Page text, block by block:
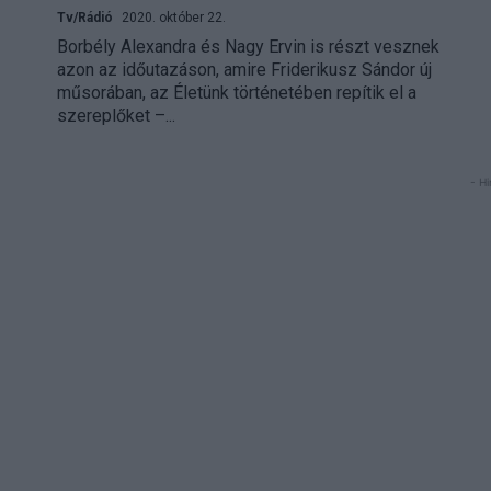
Tv/Rádió 2020. október 22.
Borbély Alexandra és Nagy Ervin is részt vesznek
azon az időutazáson, amire Friderikusz Sándor új
műsorában, az Életünk történetében repítik el a
szereplőket –...
-